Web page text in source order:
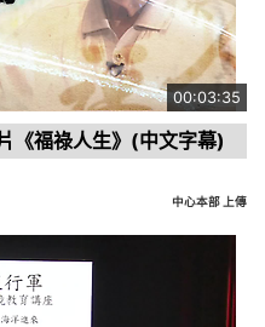
00:03:35
《福祿人生》(中文字幕)
中心本部 上傳